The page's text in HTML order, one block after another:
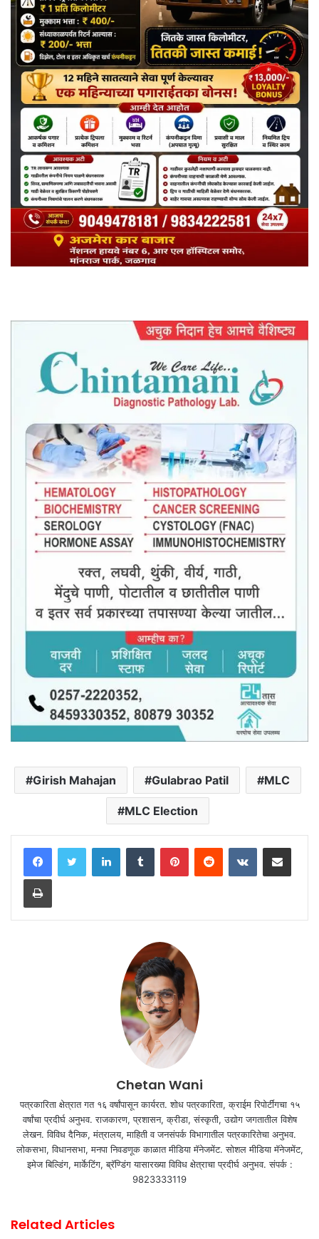
Girish Mahajan Gulabrao Patil MLC
MLC Election
LinkedInTumblr PinterestReddit VKontakteShare via Email
Print
Chetan Wani
पत्रकारिता क्षेत्रात गत १६ वर्षांपासून कार्यरत. शोध पत्रकारिता, क्राईम रिपोर्टींगचा १५
वर्षांचा प्रदीर्घ अनुभव. राजकारण, प्रशासन, क्रीडा, संस्कृती, उद्योग जगतातील विशेष
लेखन. विविध दैनिक, मंत्रालय, माहिती व जनसंपर्क विभागातील पत्रकारितेचा अनुभव.
लोकसभा, विधानसभा, मनपा निवडणूक काळात मीडिया मॅनेजमेंट. सोशल मीडिया मॅनेजमेंट,
इमेज बिल्डिंग, मार्केटिंग, ब्रॅण्डिंग यासारख्या विविध क्षेत्राचा प्रदीर्घ अनुभव. संपर्क :
9823333119
Related Articles